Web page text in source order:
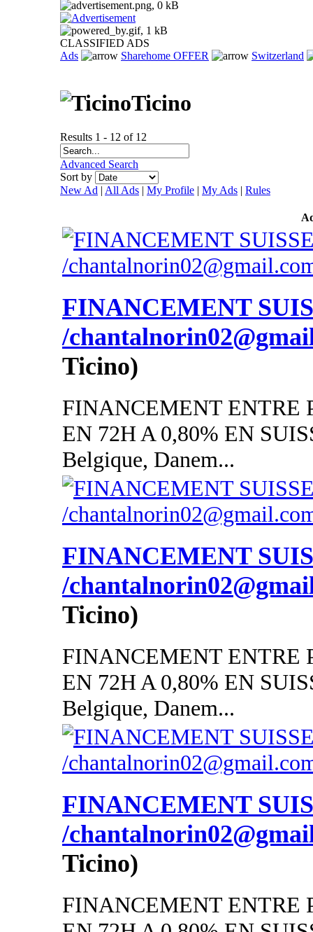
CLASSIFIED ADS
Ads
Sharehome OFFER Switzerland
Ticino
Results 1 - 12 of 12
Advanced Search
Sort by
New Ad | All Ads | My Profile | My Ads | Rules
FINANCEMENT
/
Ticino)
FINANCEMENT ENTRE
EN 72H A 0,80% EN
Belgique, Danem...
FINANCEMENT
/
Ticino)
FINANCEMENT ENTRE
EN 72H A 0,80% EN
Belgique, Danem...
FINANCEMENT
/
Ticino)
FINANCEMENT ENTRE